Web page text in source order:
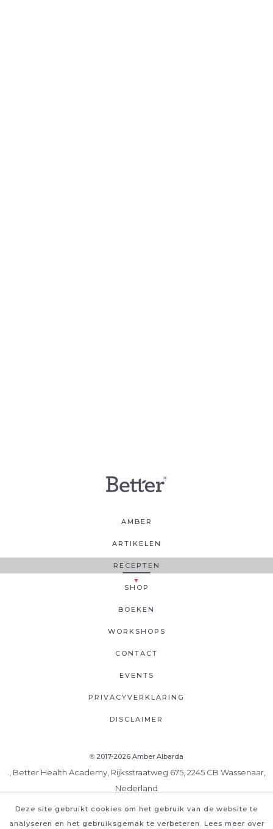
Deze site gebruikt cookies om het gebruik van de website te
analyseren en het gebruiksgemak te verbeteren. Lees meer over
AMBER
ARTIKELEN
RECEPTEN
SHOP
BOEKEN
WORKSHOPS
CONTACT
EVENTS
PRIVACYVERKLARING
DISCLAIMER
® 2017-2026 Amber Albarda
., Better Health Academy, Rijksstraatweg 675, 2245 CB Wassenaar,
Nederland